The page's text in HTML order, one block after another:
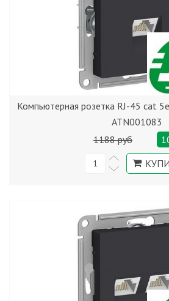
Компьютерная розетка RJ-45 cat
ATN001083
1188 руб